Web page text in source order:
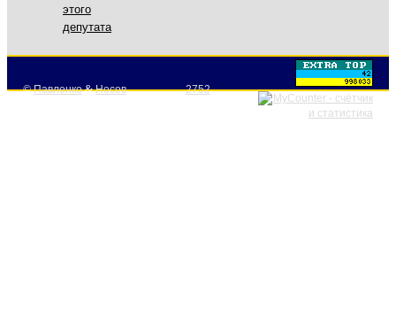
этого
депутата
©Павленко&Носов 2752